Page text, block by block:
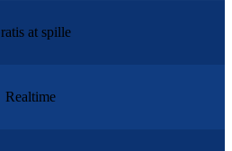
at spille
Realtime